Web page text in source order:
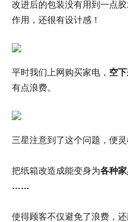
改进后的包装没有用到一点
作用，还很有设计感！
平时我们上网购买家电， 空
有点浪费。
三星注意到了这个问题，便灵
把纸箱改造成能变身为各种
……
使得顾客不仅避免了浪费，